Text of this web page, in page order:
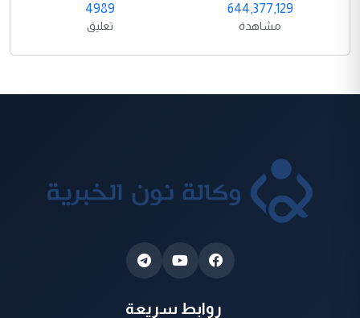
644,377,129
مشاهدة
4989
تعليق
روابط سريعة